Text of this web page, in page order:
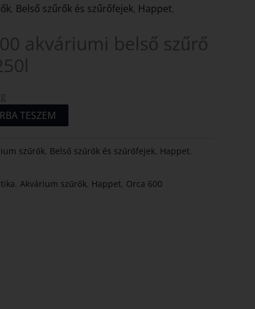
Belső szűrők és szűrőfejek Happet
akváriumi belső szűrő
TESZEM
szűrők, Belső szűrők és szűrőfejek, Happet,
,Akvárium szűrők, Happet, Orca 600